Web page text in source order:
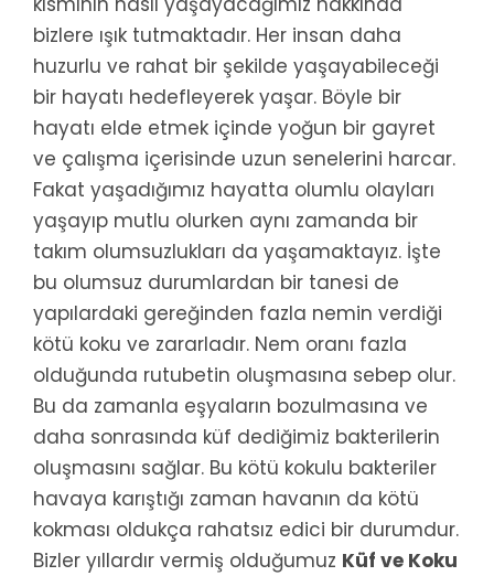
bizlere ışık tutmaktadır. Her insan daha
huzurlu ve rahat bir şekilde yaşayabileceği
bir hayatı hedefleyerek yaşar. Böyle bir
hayatı elde etmek içinde yoğun bir gayret
ve çalışma içerisinde uzun senelerini harcar.
Fakat yaşadığımız hayatta olumlu olayları
yaşayıp mutlu olurken aynı zamanda bir
takım olumsuzlukları da yaşamaktayız. İşte
bu olumsuz durumlardan bir tanesi de
yapılardaki gereğinden fazla nemin verdiği
kötü koku ve zararladır. Nem oranı fazla
olduğunda rutubetin oluşmasına sebep olur.
Bu da zamanla eşyaların bozulmasına ve
daha sonrasında küf dediğimiz bakterilerin
oluşmasını sağlar. Bu kötü kokulu bakteriler
havaya karıştığı zaman havanın da kötü
kokması oldukça rahatsız edici bir durumdur.
Bizler yıllardır vermiş olduğumuz Küf ve Koku